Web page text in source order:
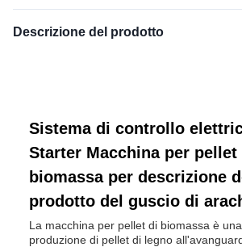
Descrizione del prodotto
Sistema di controllo
Starter Macchina per pellet
biomassa per descrizione
prodotto del guscio di
La macchina per pellet di biomassa è
produzione di pellet di legno